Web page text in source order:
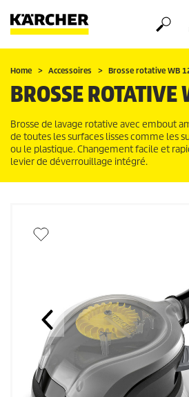
Panier
Mes Favoris
Home Accessoires Brosse rotative WB
BROSSE
Brosse de lavage rotative avec embout
de toutes les surfaces lisses comme les
ou le plastique. Changement facile et
levier de déverrouillage intégré.